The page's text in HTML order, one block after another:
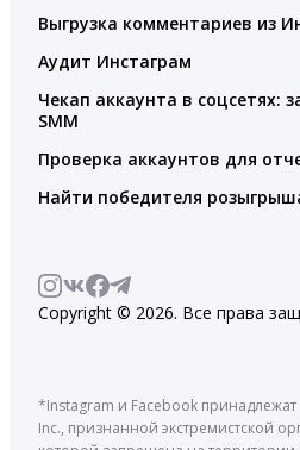
Выгрузка комментариев из
Аудит Инстаграм
Чекап аккаунта в соцсетях:
SMM
Проверка аккаунтов для
Найти победителя
Copyright © 2026. Все права
*Instagram и Facebook
Inc., признанной экстремистской